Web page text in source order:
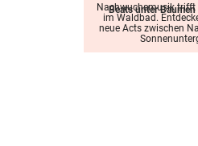
Beats unter
Nachwuchsmusik trifft
im Waldbad.
neue Acts zwischen